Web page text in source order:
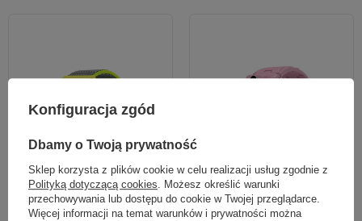
Konfiguracja zgód
Dbamy o Twoją prywatność
Sklep korzysta z plików cookie w celu realizacji usług zgodnie z
Polityką dotyczącą cookies. Możesz określić warunki
przechowywania lub dostępu do cookie w Twojej przeglądarce.
Więcej informacji na temat warunków i prywatności można